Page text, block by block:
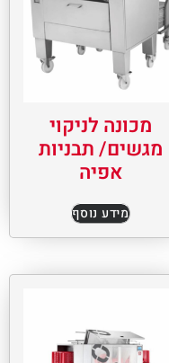
מכונה לניקוי
מגשים/ תבניות
אפיה
מידע נוסף